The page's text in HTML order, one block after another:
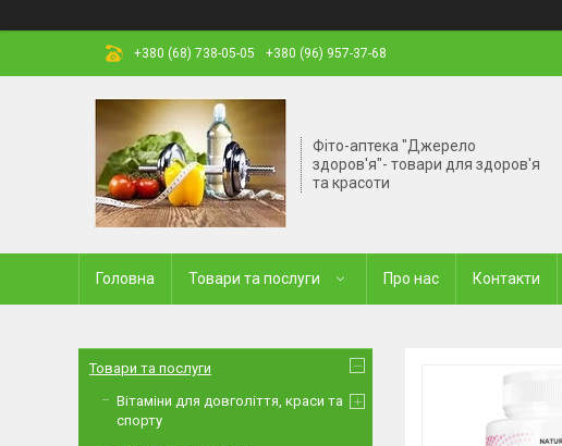
+380 (68) 738-05-05 +380 (96) 957-37-68
Фіто-аптека "Джерело
здоров'я"- товари для здоров'я
та красоти
Головна Товари та послуги Про нас Контакти
Товари та послуги
Вітаміни для довголіття, краси та
спорту